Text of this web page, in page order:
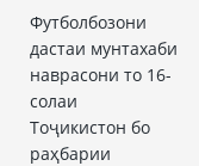
Футболбозони
дастаи мунтахаби
наврасони то 16-
солаи
Тоҷикистон бо
раҳбарии